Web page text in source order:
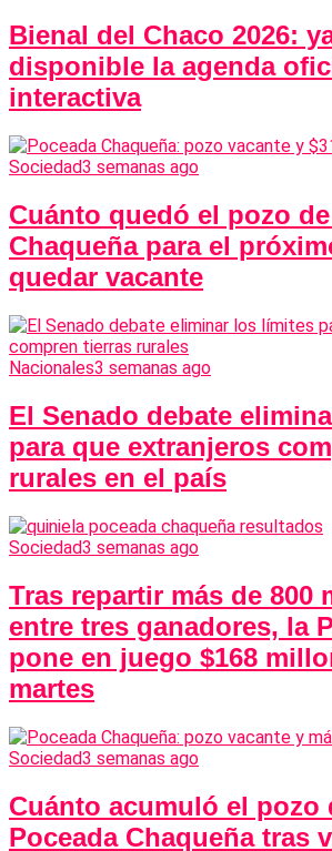
Bienal del Chaco 2026:
disponible la agenda
interactiva
Sociedad3 semanas ago
Cuánto quedó el pozo
Chaqueña para el
quedar vacante
Nacionales3 semanas ago
El Senado debate
para que extranjeros
rurales en el país
Sociedad3 semanas ago
Tras repartir más de 800
entre tres ganadores, la
pone en juego $168
martes
Sociedad3 semanas ago
Cuánto acumuló el pozo
Poceada Chaqueña tras